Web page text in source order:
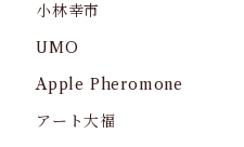
小林幸市
UMO
Apple Pheromone
アート大福